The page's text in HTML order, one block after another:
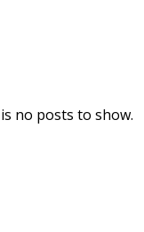
no posts to show.